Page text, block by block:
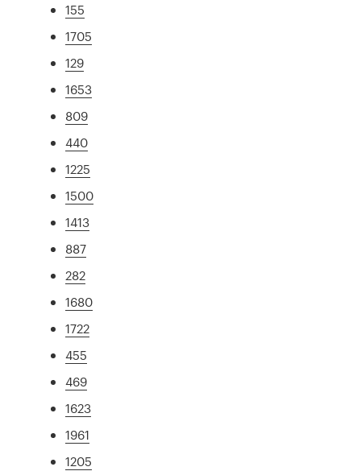
155
1705
129
1653
809
440
1225
1500
1413
887
282
1680
1722
455
469
1623
1961
1205